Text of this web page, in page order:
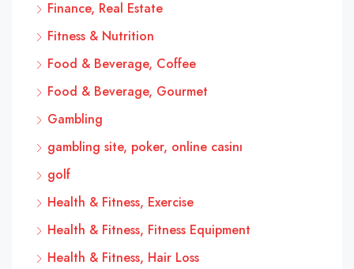
Finance, Real Estate
Fitness & Nutrition
Food & Beverage, Coffee
Food & Beverage, Gourmet
Gambling
gambling site, poker, online casinı
golf
Health & Fitness, Exercise
Health & Fitness, Fitness Equipment
Health & Fitness, Hair Loss